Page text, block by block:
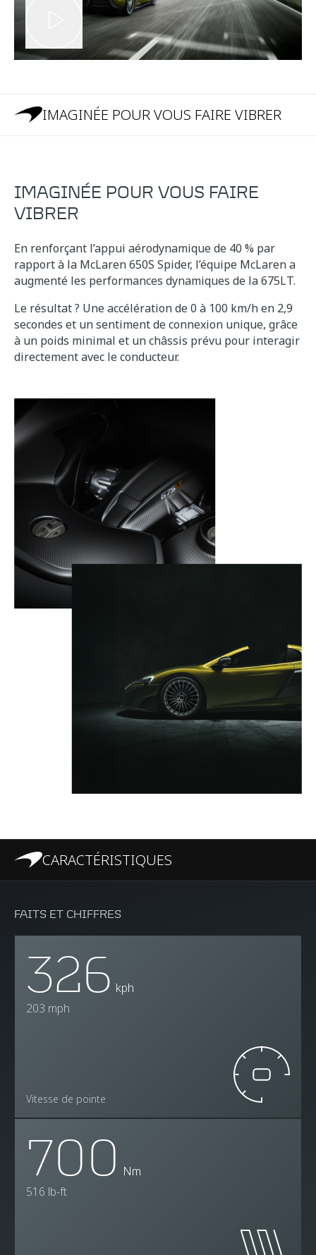
IMAGINÉE POUR VOUS FAIRE VIBRER
IMAGINÉE POUR VOUS FAIRE
VIBRER
En renforçant l’appui aérodynamique de 40 % par
rapport à la McLaren 650S Spider, l’équipe McLaren a
augmenté les performances dynamiques de la 675LT.
Le résultat ? Une accélération de 0 à 100 km/h en 2,9
secondes et un sentiment de connexion unique, grâce
à un poids minimal et un châssis prévu pour interagir
directement avec le conducteur.
CARACTÉRISTIQUES
FAITS ET CHIFFRES
326 kph
203 mph
Vitesse de pointe
700 Nm
516 lb-ft